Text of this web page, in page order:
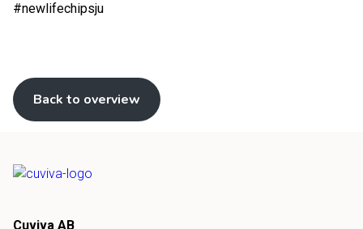
#newlifechipsju
Back to overview
Cuviva AB